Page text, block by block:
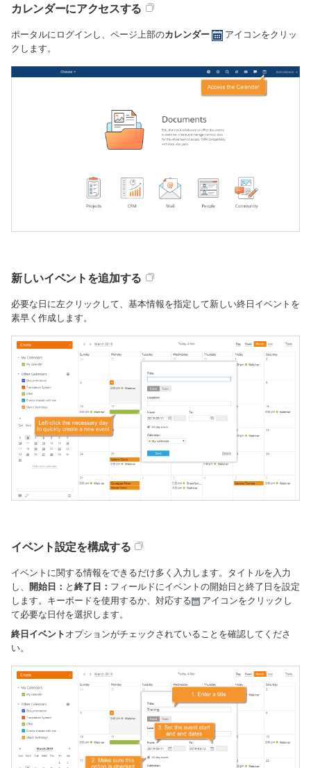
カレンダーにアクセスする
ポータルにログインし、ページ上部のカレンダー
アイコンをクリッ
クします。
新しいイベントを追加する
必要な日に左クリックして、基本情報を指定して新しい終日イベントを
素早く作成します。
イベント設定を構成する
イベントに関する情報をできるだけ多く入力します。タイトルを入力
し、 開始日： と終了日： フィールドにイベントの開始日と終了日を設定
します。キーボードを使用するか、対応する
アイコンをクリックし
て必要な日付を選択します。
終日イベントオプションがチェックされていることを確認してくださ
い。